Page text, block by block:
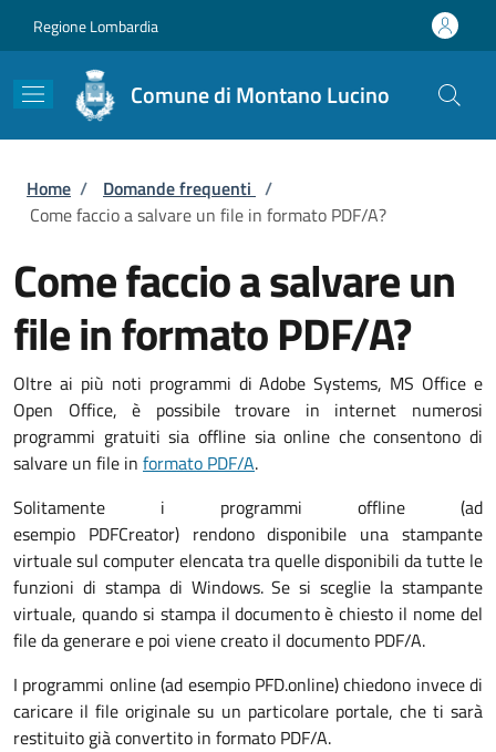
Regione Lombardia
Comune di Montano Lucino
Briciole di pane
Home / Domande frequenti /
Come faccio a salvare un file in formato PDF/A?
Come faccio a salvare un
file in formato PDF/A?
Oltre ai più noti programmi di Adobe Systems, MS Office e
Open Office, è possibile trovare in internet numerosi
programmi gratuiti sia offline sia online che consentono di
salvare un file in formato PDF/A.
Solitamente i programmi offline (ad
esempio PDFCreator) rendono disponibile una stampante
virtuale sul computer elencata tra quelle disponibili da tutte le
funzioni di stampa di Windows. Se si sceglie la stampante
virtuale, quando si stampa il documento è chiesto il nome del
file da generare e poi viene creato il documento PDF/A.
I programmi online (ad esempio PFD.online) chiedono invece di
caricare il file originale su un particolare portale, che ti sarà
restituito già convertito in formato PDF/A.